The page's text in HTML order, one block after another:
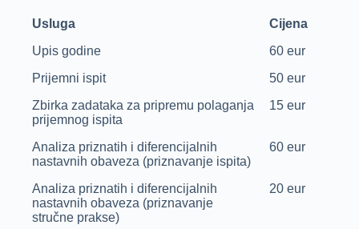
Usluga
Cijena
Upis godine
60 eur
Prijemni ispit
50 eur
Zbirka zadataka za pripremu polaganja
prijemnog ispita
15 eur
Analiza priznatih i diferencijalnih
nastavnih obaveza (priznavanje ispita)
60 eur
Analiza priznatih i diferencijalnih
nastavnih obaveza (priznavanje
stručne prakse)
20 eur